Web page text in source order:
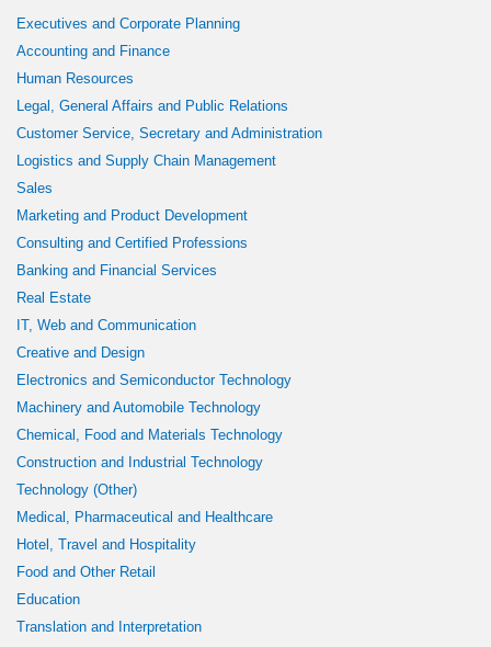
Executives and Corporate Planning
Accounting and Finance
Human Resources
Legal, General Affairs and Public Relations
Customer Service, Secretary and Administration
Logistics and Supply Chain Management
Sales
Marketing and Product Development
Consulting and Certified Professions
Banking and Financial Services
Real Estate
IT, Web and Communication
Creative and Design
Electronics and Semiconductor Technology
Machinery and Automobile Technology
Chemical, Food and Materials Technology
Construction and Industrial Technology
Technology (Other)
Medical, Pharmaceutical and Healthcare
Hotel, Travel and Hospitality
Food and Other Retail
Education
Translation and Interpretation